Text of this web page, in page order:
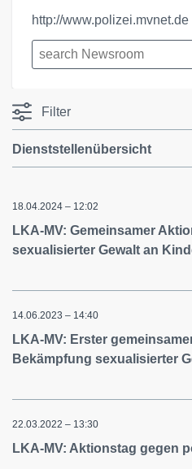
http://www.polizei.mvnet.de
Filter
Dienststellenübersicht
18.04.2024 – 12:02
LKA-MV: Gemeinsamer
sexualisierter Gewalt an
14.06.2023 – 14:40
LKA-MV: Erster
Bekämpfung sexualisierter
22.03.2022 – 13:30
LKA-MV: Aktionstag gegen